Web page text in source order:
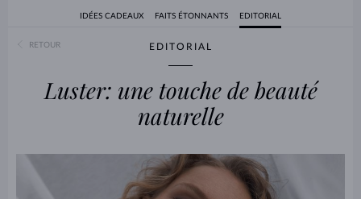
IDÉES CADEAUX FAITS ÉTONNANTS EDITORIAL
RETOUR EDITORIAL
Luster: une touche de beauté
naturelle